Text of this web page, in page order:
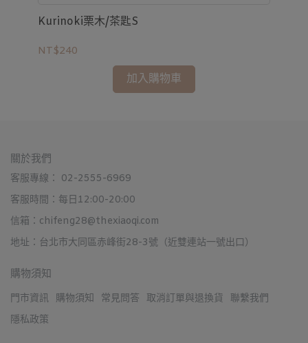
Kurinoki栗木/茶匙S
NT$240
加入購物車
關於我們
客服專線： 02-2555-6969
客服時間：每日12:00-20:00
信箱：chifeng28@thexiaoqi.com
地址：台北市大同區赤峰街28-3號（近雙連站一號出口）
購物須知
門市資訊 購物須知 常見問答 取消訂單與退換貨
聯繫我們
隱私政策